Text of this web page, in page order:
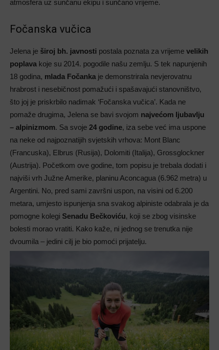
atmosfera uz sunčanu ekipu i sunčano vrijeme.
Fočanska vučica
Jelena je široj bh. javnosti postala poznata za vrijeme velikih
poplava koje su 2014. pogodile našu zemlju. S tek napunjenih
18 godina, mlada Fočanka je demonstrirala nevjerovatnu
hrabrost i nesebičnost pomažući i spašavajući stanovništvo,
što joj je priskrbilo nadimak ‘Fočanska vučica’. Kada ne
pomaže drugima, Jelena se bavi svojom najvećom ljubavlju
– alpinizmom. Sa svoje 24 godine, iza sebe već ima uspone
na neke od najpoznatijih svjetskih vrhova: Mont Blanc
(Francuska), Elbrus (Rusija), Dolomiti (Italija), Grossglockner
(Austrija). Početkom ove godine, tom popisu je trebala dodati i
najviši vrh Južne Amerike, planinu Aconcagua (6.962 metra) u
Argentini. No, pred sami završni uspon, na visini od 6.200
metara, umjesto ispunjenja sna svakog alpiniste odabrala je da
pomogne kolegi Senadu Bečkoviću, koji se zbog visinske
bolesti morao vratiti. Kako kaže, ni jednog se trenutka nije
dvoumila – jedini cilj je bio pomoći prijatelju.